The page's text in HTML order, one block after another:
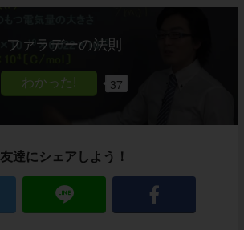
ファラデーの法則
37
友達にシェアしよう！